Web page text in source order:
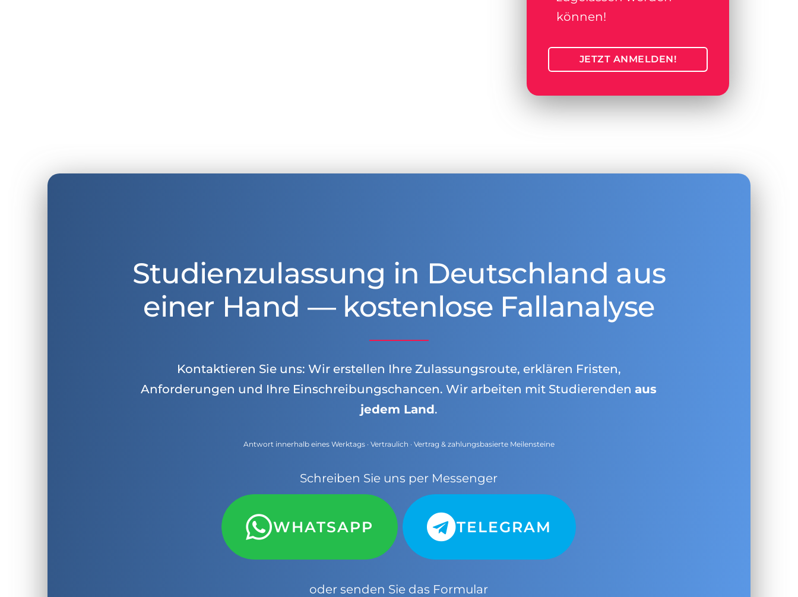
können!
JETZT ANMELDEN!
Studienzulassung in Deutschland aus
einer Hand — kostenlose Fallanalyse
Kontaktieren Sie uns: Wir erstellen Ihre Zulassungsroute, erklären Fristen,
Anforderungen und Ihre Einschreibungschancen. Wir arbeiten mit Studierendenaus
jedem Land.
Antwort innerhalb eines Werktags · Vertraulich · Vertrag & zahlungsbasierte Meilensteine
Schreiben Sie uns per Messenger
WHATSAPP TELEGRAM
oder senden Sie das Formular